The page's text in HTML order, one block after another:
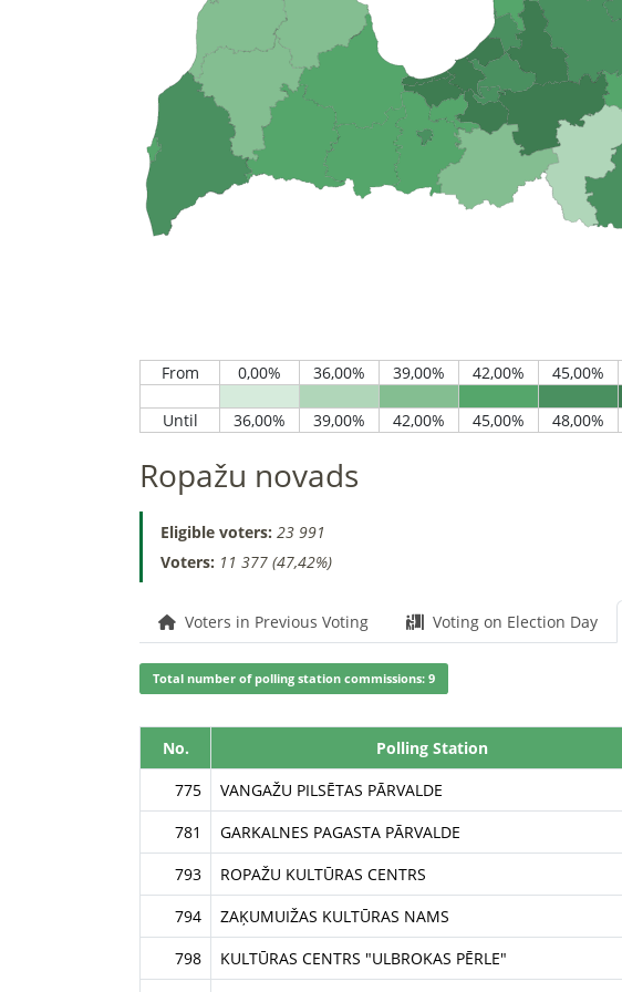
Ropažu novads
Eligible voters: 23 991
Voters: 11 377 (47,42%)
Voters in Previous Voting Voting on Election Day
Total number of polling station commissions: 9
No. Polling Station
775
VANGAŽU PILSĒTAS PĀRVALDE
781
GARKALNES PAGASTA PĀRVALDE
793
ROPAŽU KULTŪRAS CENTRS
794
ZAĶUMUIŽAS KULTŪRAS NAMS
798
KULTŪRAS CENTRS "ULBROKAS PĒRLE"